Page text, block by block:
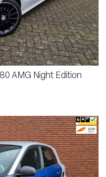
AMG Night Edition